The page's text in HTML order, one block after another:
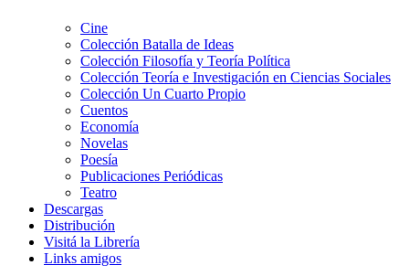
Cine
Colección Batalla de Ideas
Colección Filosofía y Teoría Política
Colección Teoría e Investigación en Ciencias Sociales
Colección Un Cuarto Propio
Cuentos
Economía
Novelas
Poesía
Publicaciones Periódicas
Teatro
Descargas
Distribución
Visitá la Librería
Links amigos